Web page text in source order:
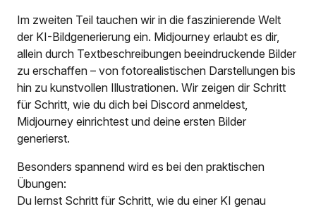
Im zweiten Teil tauchen wir in die faszinierende Welt
der KI-Bildgenerierung ein. Midjourney erlaubt es dir,
allein durch Textbeschreibungen beeindruckende Bilder
zu erschaffen – von fotorealistischen Darstellungen bis
hin zu kunstvollen Illustrationen. Wir zeigen dir Schritt
für Schritt, wie du dich bei Discord anmeldest,
Midjourney einrichtest und deine ersten Bilder
generierst.
Besonders spannend wird es bei den praktischen
Übungen:
Du lernst Schritt für Schritt, wie du einer KI genau